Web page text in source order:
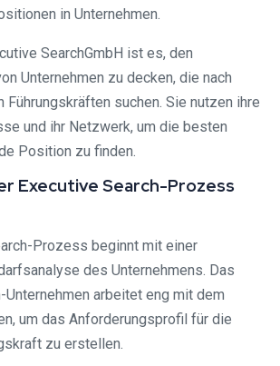
in Unternehmen.
SearchGmbH ist es, den
Unternehmen zu decken, die nach
Führungskräften suchen. Sie nutzen ihre
und ihr Netzwerk, um die besten
Position zu finden.
Executive Search-Prozess
Prozess beginnt mit einer
des Unternehmens. Das
Unternehmen arbeitet eng mit dem
um das Anforderungsprofil für die
zu erstellen.